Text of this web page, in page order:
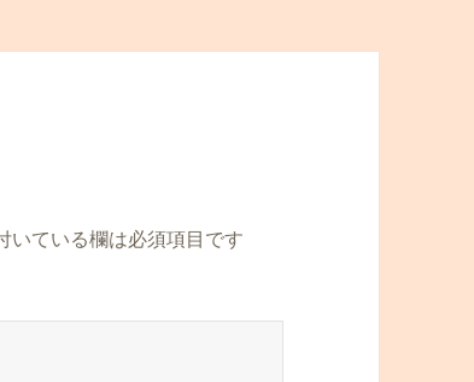
いている欄は必須項目です